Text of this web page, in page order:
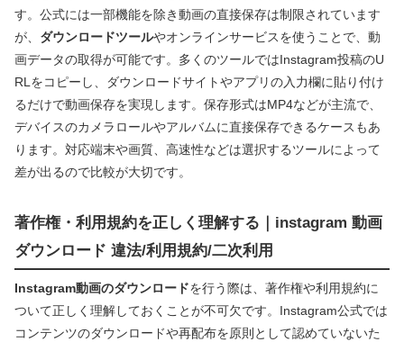
す。公式には一部機能を除き動画の直接保存は制限されています
が、 ダウンロードツールやオンラインサービスを使うことで、動
画データの取得が可能です。多くのツールではInstagram投稿のU
RLをコピーし、ダウンロードサイトやアプリの入力欄に貼り付け
るだけで動画保存を実現します。保存形式はMP4などが主流で、
デバイスのカメラロールやアルバムに直接保存できるケースもあ
ります。対応端末や画質、高速性などは選択するツールによって
差が出るので比較が大切です。
著作権・利用規約を正しく理解する｜instagram 動画
ダウンロード 違法/利用規約/二次利用
Instagram動画のダウンロードを行う際は、著作権や利用規約に
ついて正しく理解しておくことが不可欠です。Instagram公式では
コンテンツのダウンロードや再配布を原則として認めていないた